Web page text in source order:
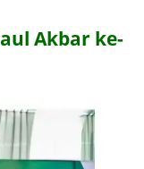
Akbar ke-